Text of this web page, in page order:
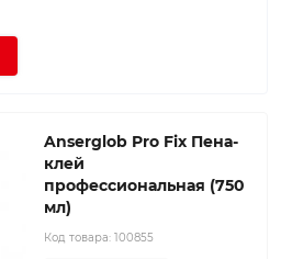
Anserglob Pro Fix Пена-
клей
профессиональная (750
мл)
Код товара: 100855